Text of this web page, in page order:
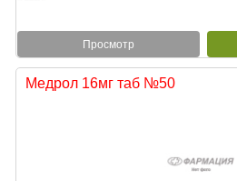
Просмотр
Медрол 16мг таб №50